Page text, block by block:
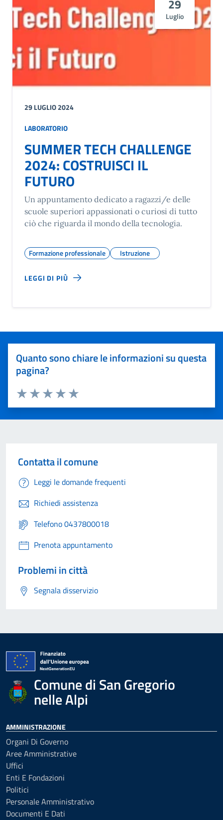
29
Luglio
29 LUGLIO 2024
LABORATORIO
SUMMER TECH CHALLENGE
2024: COSTRUISCI IL
FUTURO
Un appuntamento dedicato a ragazzi/e delle
scuole superiori appassionati o curiosi di tutto
ciò che riguarda il mondo della tecnologia.
Formazione professionale Istruzione
LEGGI DI PIÙ
Quanto sono chiare le informazioni su questa
pagina?
Valuta 5 stelle su 5
Valuta 4 stelle su 5
Valuta 3 stelle su 5
Valuta 2 stelle su 5
Valuta 1 stelle su 5
Contatta il comune
Leggi le domande frequenti
Richiedi assistenza
Telefono 0437800018
Prenota appuntamento
Problemi in città
Segnala disservizio
Comune di San Gregorio
nelle Alpi
AMMINISTRAZIONE
Organi Di Governo
Aree Amministrative
Uffici
Enti E Fondazioni
Politici
Personale Amministrativo
Documenti E Dati